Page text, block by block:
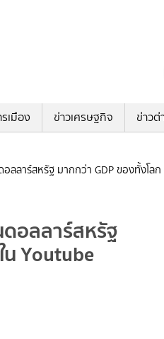
เมือง ข่าวเศรษฐกิจ ข่าวต่
ลาร์สหรัฐ มากกว่า GDP ของทั้งโล
อลลาร์สหรัฐ
Youtube